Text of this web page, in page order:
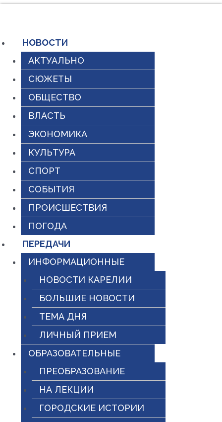
содержимому
НОВОСТИ
АКТУАЛЬНО
СЮЖЕТЫ
ОБЩЕСТВО
ВЛАСТЬ
ЭКОНОМИКА
КУЛЬТУРА
СПОРТ
СОБЫТИЯ
ПРОИСШЕСТВИЯ
ПОГОДА
ПЕРЕДАЧИ
ИНФОРМАЦИОННЫЕ
НОВОСТИ КАРЕЛИИ
БОЛЬШИЕ НОВОСТИ
ТЕМА ДНЯ
ЛИЧНЫЙ ПРИЕМ
ОБРАЗОВАТЕЛЬНЫЕ
ПРЕОБРАЗОВАНИЕ
НА ЛЕКЦИИ
ГОРОДСКИЕ ИСТОРИИ